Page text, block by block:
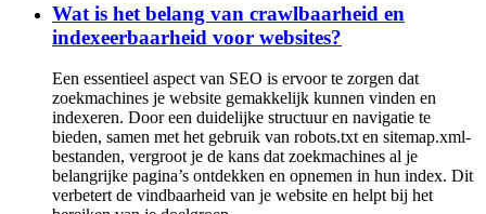
Wat is het belang van crawlbaarheid en
indexeerbaarheid voor websites?
Een essentieel aspect van SEO is ervoor te zorgen dat
zoekmachines je website gemakkelijk kunnen vinden en
indexeren. Door een duidelijke structuur en navigatie te
bieden, samen met het gebruik van robots.txt en sitemap.xml-
bestanden, vergroot je de kans dat zoekmachines al je
belangrijke pagina’s ontdekken en opnemen in hun index. Dit
verbetert de vindbaarheid van je website en helpt bij het